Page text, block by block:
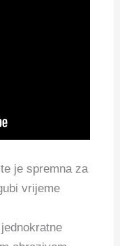
je spremna za
vrijeme